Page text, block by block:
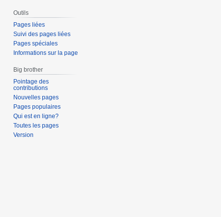
Outils
Pages liées
Suivi des pages liées
Pages spéciales
Informations sur la page
Big brother
Pointage des
contributions
Nouvelles pages
Pages populaires
Qui est en ligne?
Toutes les pages
Version